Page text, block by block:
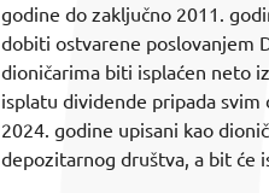
godine do zaključno 2011.
dobiti ostvarene poslovanjem
dioničarima biti isplaćen neto
isplatu dividende pripada svim
2024. godine upisani kao
depozitarnog društva, a bit će